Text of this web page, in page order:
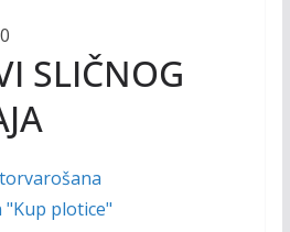
SLIČNOG
"Kup plotice"